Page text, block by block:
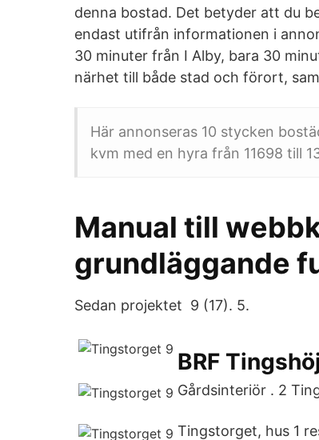
denna bostad. Det betyder att du
endast utifrån informationen i
30 minuter från I Alby, bara 30
närhet till både stad och förort,
Här annonseras 10 stycken
kvm med en hyra från 11698 till
Manual till
grundläggande
Sedan projektet 9 (17). 5.
BRF
Gårdsinteriör . 2
Tingstorget, hus 1